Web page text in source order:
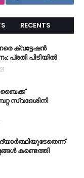
RECENTS
ക്വട്ടേഷൻ
പിടിയിൽ
ബൈക്ക്
സ്വദേശിനി
കണ്ടെത്തി